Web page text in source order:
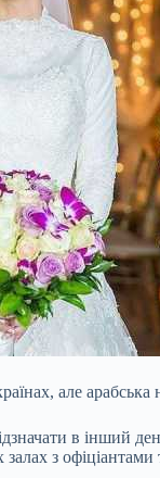
але
в інший
з